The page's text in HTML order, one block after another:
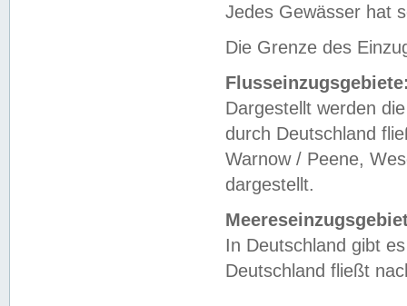
Jedes Gewässer hat
Die Grenze des
Dargestellt werden
durch Deutschland
Warnow / Peene,
dargestellt.
In Deutschland gibt
Deutschland fließt